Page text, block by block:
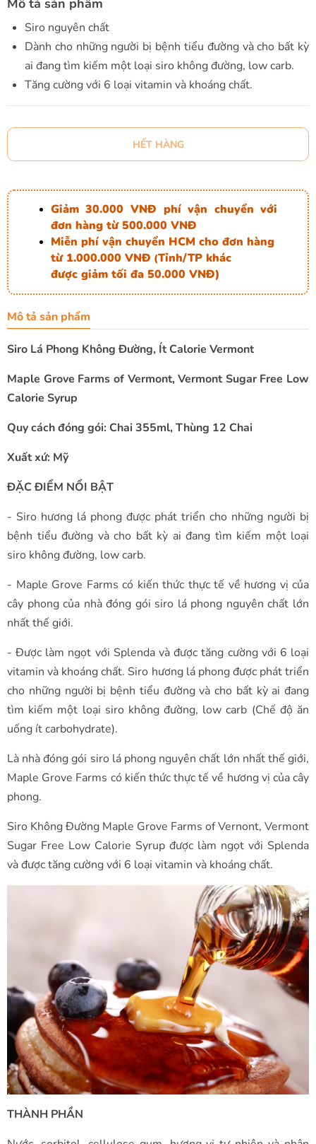
Siro nguyên chất
Dành cho những người bị bệnh tiểu đường và cho bất kỳ
ai đang tìm kiếm một loại siro không đường, low carb.
Tăng cường với 6 loại vitamin và khoáng chất.
HẾT HÀNG
Giảm 30.000 VNĐ phí vận chuyển với
đơn hàng từ 500.000 VNĐ
Miễn phí vận chuyển HCM cho đơn hàng
từ 1.000.000 VNĐ (Tỉnh/TP khác
được giảm tối đa 50.000 VNĐ)
Mô tả sản phẩm
Siro Lá Phong Không Đường, Ít Calorie Vermont
Maple Grove Farms of Vermont, Vermont Sugar Free Low
Calorie Syrup
Quy cách đóng gói: Chai 355ml, Thùng 12 Chai
Xuất xứ: Mỹ
ĐẶC ĐIỂM NỔI BẬT
- Siro hương lá phong được phát triển cho những người bị
bệnh tiểu đường và cho bất kỳ ai đang tìm kiếm một loại
siro không đường, low carb.
- Maple Grove Farms có kiến thức thực tế về hương vị của
cây phong của nhà đóng gói siro lá phong nguyên chất lớn
nhất thế giới.
- Được làm ngọt với Splenda và được tăng cường với 6 loại
vitamin và khoáng chất. Siro hương lá phong được phát triển
cho những người bị bệnh tiểu đường và cho bất kỳ ai đang
tìm kiếm một loại siro không đường, low carb (Chế độ ăn
uống ít carbohydrate).
Là nhà đóng gói siro lá phong nguyên chất lớn nhất thế giới,
Maple Grove Farms có kiến thức thực tế về hương vị của cây
phong.
Siro Không Đường Maple Grove Farms of Vernont, Vermont
Sugar Free Low Calorie Syrup được làm ngọt với Splenda
và được tăng cường với 6 loại vitamin và khoáng chất.
THÀNH PHẦN